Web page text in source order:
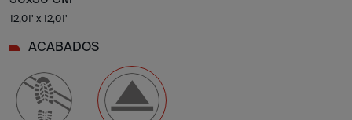
12,01' x 12,01'
ACABADOS